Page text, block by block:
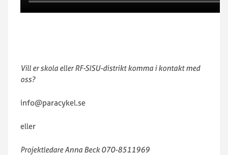
Vill er skola eller RF-SISU-distrikt komma i kontakt med
oss?
info@paracykel.se
eller
Projektledare Anna Beck 070-8511969